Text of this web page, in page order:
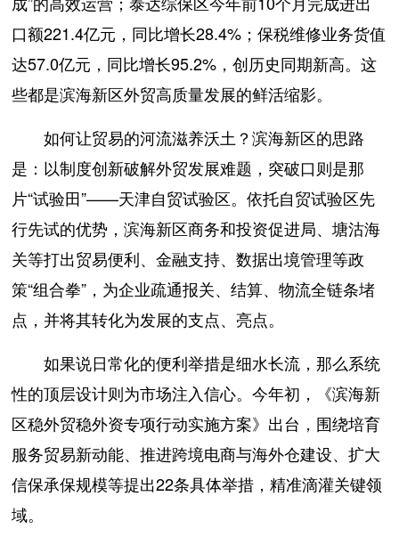
口额221.4亿元，同比增长28.4%；保税维修业务货值
达57.0亿元，同比增长95.2%，创历史同期新高。这
些都是滨海新区外贸高质量发展的鲜活缩影。
如何让贸易的河流滋养沃土？滨海新区的思路
是：以制度创新破解外贸发展难题，突破口则是那
片“试验田”——天津自贸试验区。依托自贸试验区先
行先试的优势，滨海新区商务和投资促进局、塘沽海
关等打出贸易便利、金融支持、数据出境管理等政
策“组合拳”，为企业疏通报关、结算、物流全链条堵
点，并将其转化为发展的支点、亮点。
如果说日常化的便利举措是细水长流，那么系统
性的顶层设计则为市场注入信心。今年初，《滨海新
区稳外贸稳外资专项行动实施方案》出台，围绕培育
服务贸易新动能、推进跨境电商与海外仓建设、扩大
信保承保规模等提出22条具体举措，精准滴灌关键领
域。